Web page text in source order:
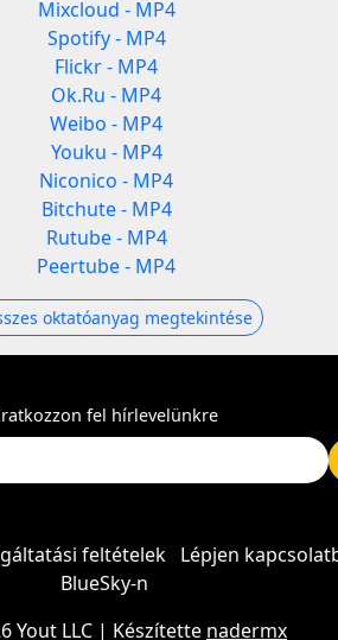
Mixcloud - MP4
Spotify - MP4
Flickr - MP4
Ok.Ru - MP4
Weibo - MP4
Youku - MP4
Niconico - MP4
Bitchute - MP4
Rutube - MP4
Peertube - MP4
oktatóanyag megtekintése
fel hírlevelünkre
feltételek Lépjen
BlueSky-n
Yout LLC | Készítette nadermx